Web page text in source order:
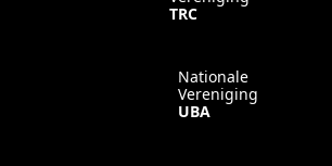
TRC
Nationale
Vereniging
UBA